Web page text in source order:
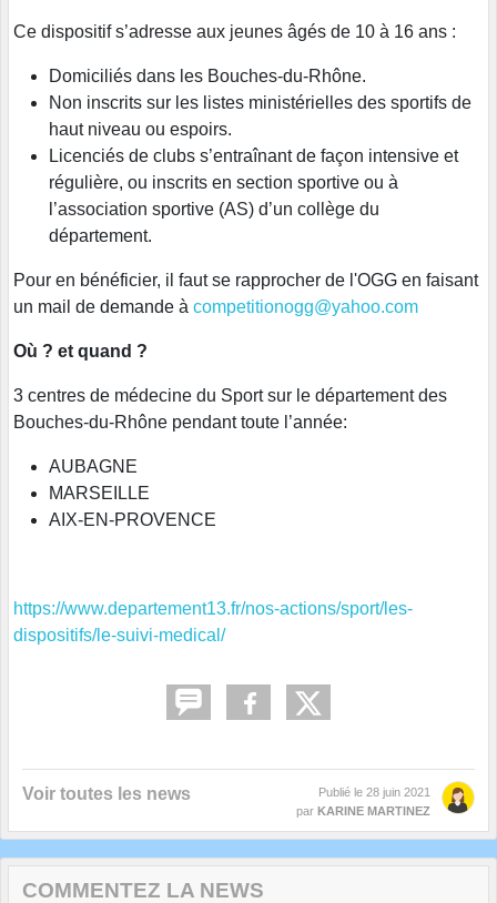
Ce dispositif s’adresse aux jeunes âgés de 10 à 16 ans :
Domiciliés dans les Bouches-du-Rhône.
Non inscrits sur les listes ministérielles des sportifs de
haut niveau ou espoirs.
Licenciés de clubs s’entraînant de façon intensive et
régulière, ou inscrits en section sportive ou à
l’association sportive (AS) d’un collège du
département.
Pour en bénéficier, il faut se rapprocher de l'OGG en faisant
un mail de demande à competitionogg@yahoo.com
Où ? et quand ?
3 centres de médecine du Sport sur le département des
Bouches-du-Rhône pendant toute l’année:
AUBAGNE
MARSEILLE
AIX-EN-PROVENCE
https://www.departement13.fr/nos-actions/sport/les-
dispositifs/le-suivi-medical/
Voir toutes les news Publié le 28 juin 2021
par KARINE MARTINEZ
COMMENTEZ LA NEWS